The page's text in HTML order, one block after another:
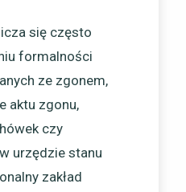
się często
formalności
ze zgonem,
aktu zgonu,
czy
urzędzie stanu
zakład